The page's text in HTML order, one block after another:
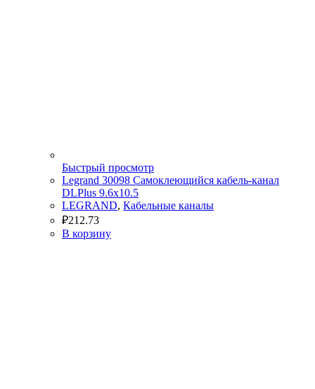
Быстрый просмотр
Legrand 30098 Самоклеющийся кабель-канал
DLPlus 9.6х10.5
LEGRAND, Кабельные каналы
₽212.73
В корзину